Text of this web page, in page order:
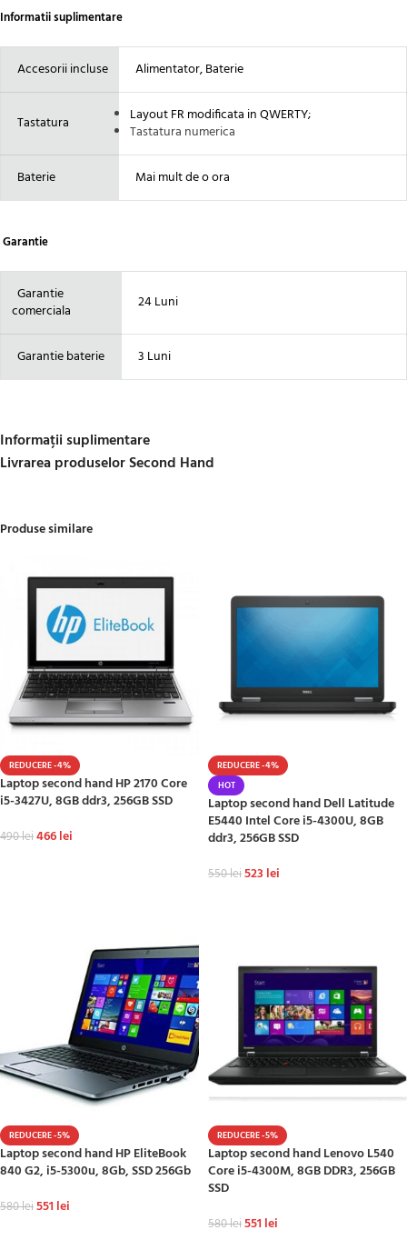
Informatii suplimentare
Accesorii incluse Alimentator, Baterie
Tastatura Layout FR modificata in QWERTY;
Tastatura numerica
Baterie Mai mult de o ora
Garantie
Garantie
comerciala
24 Luni
Garantie baterie 3 Luni
Informații suplimentare
Livrarea produselor Second Hand
Produse similare
REDUCERE -4%
Laptop second hand HP 2170 Core
i5-3427U, 8GB ddr3, 256GB SSD
490lei466lei
REDUCERE -4%
HOT
Laptop second hand Dell Latitude
E5440 Intel Core i5-4300U, 8GB
ddr3, 256GB SSD
550lei523 lei
REDUCERE -5%
Laptop second hand HP EliteBook
840 G2, i5-5300u, 8Gb, SSD 256Gb
580lei551 lei
REDUCERE -5%
Laptop second hand Lenovo L540
Core i5-4300M, 8GB DDR3, 256GB
SSD
580lei551 lei